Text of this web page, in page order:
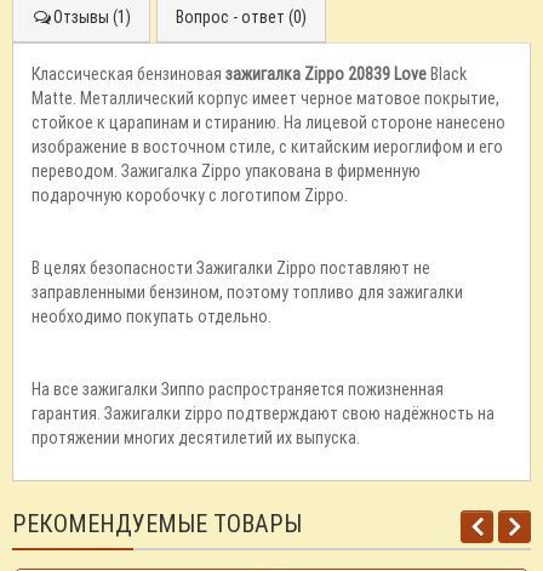
Отзывы (1) Вопрос - ответ (0)
Классическая бензиновая зажигалка Zippo 20839 LoveBlack
Matte. Металлический корпус имеет черное матовое покрытие,
стойкое к царапинам и стиранию. На лицевой стороне нанесено
изображение в восточном стиле, с китайским иероглифом и его
переводом. Зажигалка Zippo упакована в фирменную
подарочную коробочку с логотипом Zippo.
В целях безопасности Зажигалки Zippo поставляют не
заправленными бензином, поэтому топливо для зажигалки
необходимо покупать отдельно.
На все зажигалки Зиппо распространяется пожизненная
гарантия. Зажигалки zippo подтверждают свою надёжность на
протяжении многих десятилетий их выпуска.
РЕКОМЕНДУЕМЫЕ ТОВАРЫ